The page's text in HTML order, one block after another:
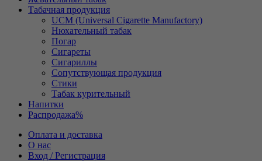
Табачная продукция
UCM (Universal Cigarette Manufactory)
Нюхательный табак
Погар
Сигареты
Сигариллы
Сопутствующая продукция
Стики
Табак курительный
Напитки
Распродажа%
Оплата и доставка
О нас
Вход / Регистрация